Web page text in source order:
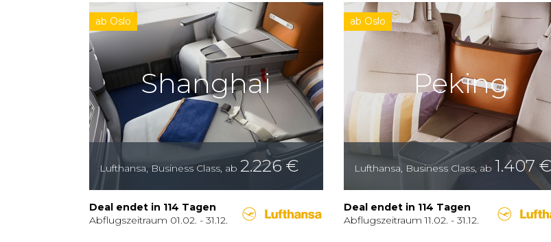
ab Oslo
Shanghai
Lufthansa, Business Class, ab 2.226€
Deal endet in 114 Tagen
Abflugszeitraum 01.02. - 31.12.
ab Oslo
Peking
Lufthansa, Business Class, ab 1.407 €
Deal endet in 114 Tagen
Abflugszeitraum11.02. -31.12.